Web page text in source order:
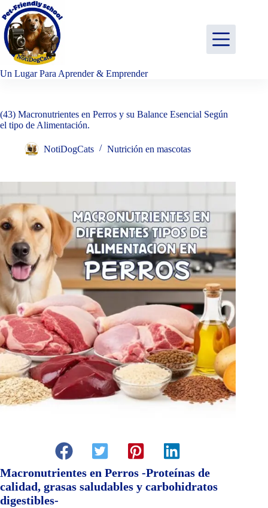
Saltar
al
contenido
Un Lugar Para Aprender & Emprender
(43) Macronutrientes en Perros y su Balance Esencial Según
el tipo de Alimentación.
NotiDogCats Nutrición en mascotas
Macronutrientes en Perros -Proteínas de
calidad, grasas saludables y carbohidratos
digestibles-